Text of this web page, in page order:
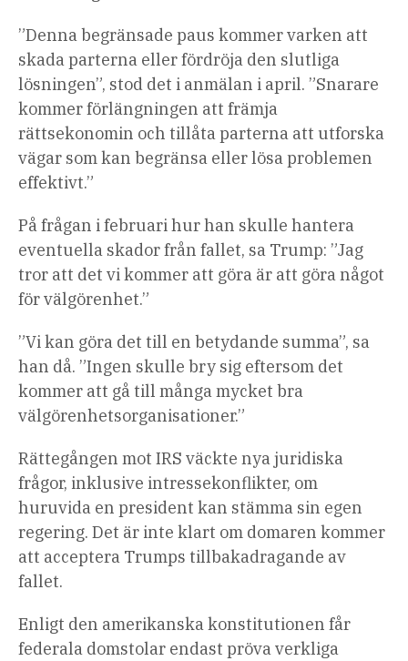
”Denna begränsade paus kommer varken att
skada parterna eller fördröja den slutliga
lösningen”, stod det i anmälan i april. ”Snarare
kommer förlängningen att främja
rättsekonomin och tillåta parterna att utforska
vägar som kan begränsa eller lösa problemen
effektivt.”
På frågan i februari hur han skulle hantera
eventuella skador från fallet, sa Trump: ”Jag
tror att det vi kommer att göra är att göra något
för välgörenhet.”
”Vi kan göra det till en betydande summa”, sa
han då. ”Ingen skulle bry sig eftersom det
kommer att gå till många mycket bra
välgörenhetsorganisationer.”
Rättegången mot IRS väckte nya juridiska
frågor, inklusive intressekonflikter, om
huruvida en president kan stämma sin egen
regering. Det är inte klart om domaren kommer
att acceptera Trumps tillbakadragande av
fallet.
Enligt den amerikanska konstitutionen får
federala domstolar endast pröva verkliga